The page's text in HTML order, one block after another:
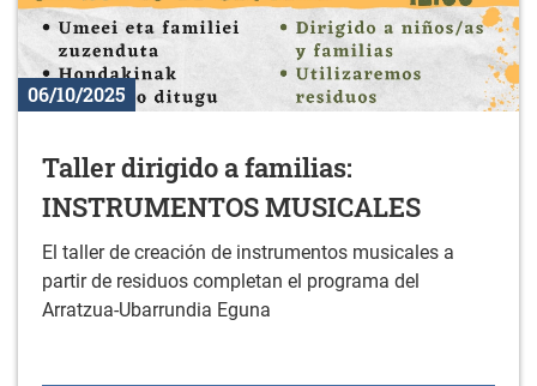
06/10/2025
Taller dirigido a familias:
INSTRUMENTOS MUSICALES
El taller de creación de instrumentos musicales a
partir de residuos completan el programa del
Arratzua-Ubarrundia Eguna